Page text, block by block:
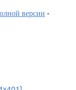
версии -